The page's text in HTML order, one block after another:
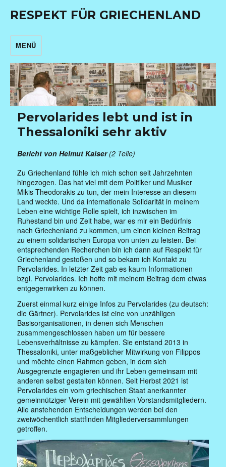
RESPEKT FÜR GRIECHENLAND
MENÜ
Pervolarides lebt und ist in
Thessaloniki sehr aktiv
Bericht von Helmut Kaiser(2 Teile)
Zu Griechenland fühle ich mich schon seit Jahrzehnten
hingezogen. Das hat viel mit dem Politiker und Musiker
Mikis Theodorakis zu tun, der mein Interesse an diesem
Land weckte. Und da internationale Solidarität in meinem
Leben eine wichtige Rolle spielt, ich inzwischen im
Ruhestand bin und Zeit habe, war es mir ein Bedürfnis
nach Griechenland zu kommen, um einen kleinen Beitrag
zu einem solidarischen Europa von unten zu leisten. Bei
entsprechenden Recherchen bin ich dann auf Respekt für
Griechenland gestoßen und so bekam ich Kontakt zu
Pervolarides. In letzter Zeit gab es kaum Informationen
bzgl. Pervolarides. Ich hoffe mit meinem Beitrag dem etwas
entgegenwirken zu können.
Zuerst einmal kurz einige Infos zu Pervolarides (zu deutsch:
die Gärtner). Pervolarides ist eine von unzähligen
Basisorganisationen, in denen sich Menschen
zusammengeschlossen haben um für bessere
Lebensverhältnisse zu kämpfen. Sie entstand 2013 in
Thessaloniki, unter maßgeblicher Mitwirkung von Filippos
und möchte einen Rahmen geben, in dem sich
Ausgegrenzte engagieren und ihr Leben gemeinsam mit
anderen selbst gestalten können. Seit Herbst 2021 ist
Pervolarides ein vom griechischen Staat anerkannter
gemeinnütziger Verein mit gewählten Vorstandsmitgliedern.
Alle anstehenden Entscheidungen werden bei den
zweiwöchentlich stattfinden Mitgliederversammlungen
getroffen.